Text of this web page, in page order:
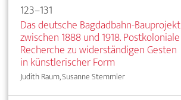
123–131
Das deutsche Bagdadbahn-Bauprojekt
zwischen 1888 und 1918. Postkoloniale
Recherche zu widerständigen Gesten
in künstlerischer Form
Judith Raum, Susanne Stemmler